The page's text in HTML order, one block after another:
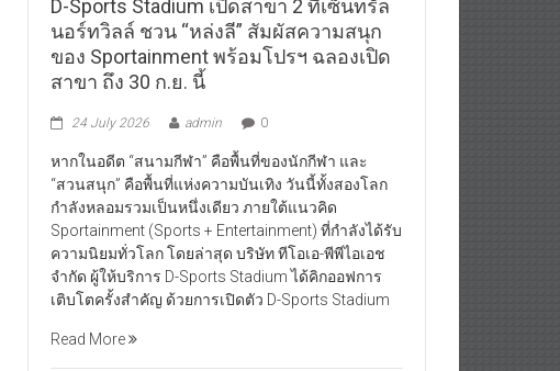
D-Sports Stadium เปิดสาขา 2 ที่เซ็นทรัล
นอร์ทวิลล์ ชวน “หล่งลี” สัมผัสความสนุก
ของ Sportainment พร้อมโปรฯ ฉลองเปิด
สาขา ถึง 30 ก.ย. นี้
24 July 2026 admin 0
หากในอดีต “สนามกีฬา” คือพื้นที่ของนักกีฬา และ
“สวนสนุก” คือพื้นที่แห่งความบันเทิง วันนี้ทั้งสองโลก
กำลังหลอมรวมเป็นหนึ่งเดียว ภายใต้แนวคิด
Sportainment (Sports + Entertainment) ที่กำลังได้รับ
ความนิยมทั่วโลก โดยล่าสุด บริษัท ทีโอเอ-พีพีไอเอช
จำกัด ผู้ให้บริการ D-Sports Stadium ได้คิกออฟการ
เติบโตครั้งสำคัญ ด้วยการเปิดตัว D-Sports Stadium
Read More